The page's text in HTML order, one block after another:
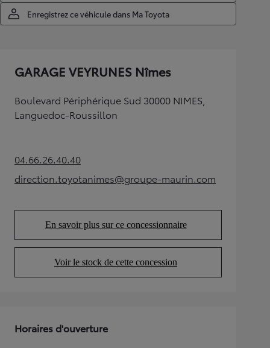
Enregistrez ce véhicule dans Ma Toyota
GARAGE VEYRUNES Nîmes
Boulevard Périphérique Sud 30000 NIMES,
Languedoc-Roussillon
04.66.26.40.40(Opens in new tab)
direction.toyotanimes@groupe-maurin.com
(Opens in new tab)
En savoir plus sur ce concessionnaire
(Opens in new tab)
Voir le stock de cette concession
(Opens in new tab)
Horaires d'ouverture